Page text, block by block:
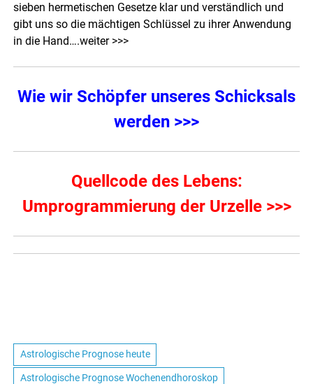
sieben hermetischen Gesetze klar und verständlich und
gibt uns so die mächtigen Schlüssel zu ihrer Anwendung
in die Hand….weiter >>>
Wie wir Schöpfer unseres Schicksals
werden >>>
Quellcode des Lebens:
Umprogrammierung der Urzelle >>>
Astrologische Prognose heute
Astrologische Prognose Wochenendhoroskop